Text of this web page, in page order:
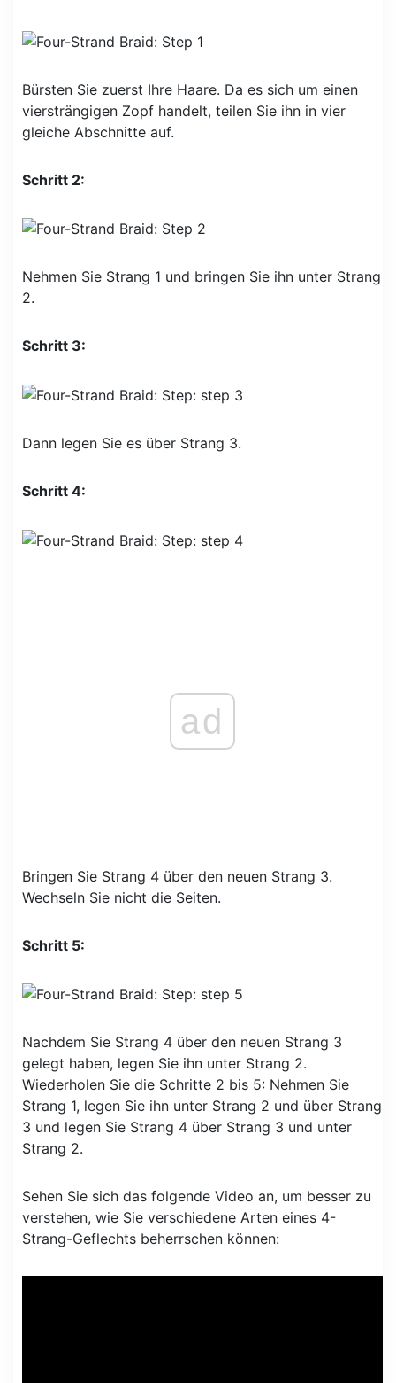
Bürsten Sie zuerst Ihre Haare. Da es sich um einen
viersträngigen Zopf handelt, teilen Sie ihn in vier
gleiche Abschnitte auf.
Schritt 2:
Nehmen Sie Strang 1 und bringen Sie ihn unter Strang
2.
Schritt 3:
Dann legen Sie es über Strang 3.
Schritt 4:
ad
Bringen Sie Strang 4 über den neuen Strang 3.
Wechseln Sie nicht die Seiten.
Schritt 5:
Nachdem Sie Strang 4 über den neuen Strang 3
gelegt haben, legen Sie ihn unter Strang 2.
Wiederholen Sie die Schritte 2 bis 5: Nehmen Sie
Strang 1, legen Sie ihn unter Strang 2 und über Strang
3 und legen Sie Strang 4 über Strang 3 und unter
Strang 2.
Sehen Sie sich das folgende Video an, um besser zu
verstehen, wie Sie verschiedene Arten eines 4-
Strang-Geflechts beherrschen können: